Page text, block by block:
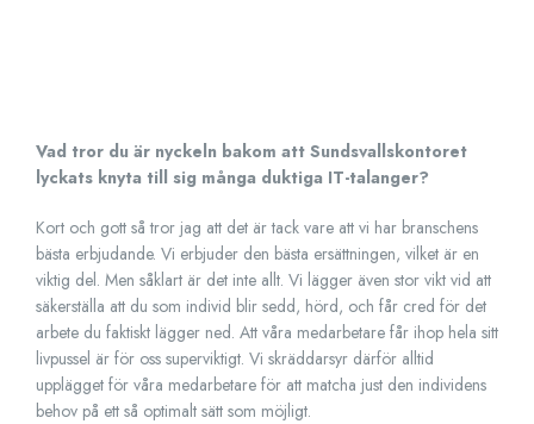
Vad tror du är nyckeln bakom att Sundsvallskontoret
lyckats knyta till sig många duktiga IT-talanger?
Kort och gott så tror jag att det är tack vare att vi har branschens
bästa erbjudande. Vi erbjuder den bästa ersättningen, vilket är en
viktig del. Men såklart är det inte allt. Vi lägger även stor vikt vid att
säkerställa att du som individ blir sedd, hörd, och får cred för det
arbete du faktiskt lägger ned. Att våra medarbetare får ihop hela sitt
livpussel är för oss superviktigt. Vi skräddarsyr därför alltid
upplägget för våra medarbetare för att matcha just den individens
behov på ett så optimalt sätt som möjligt.